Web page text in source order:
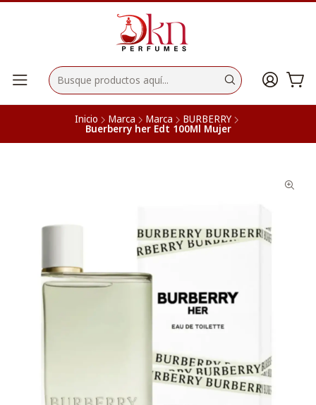
Inicio Marca Marca BURBERRY
Buerberry her Edt 100Ml Mujer